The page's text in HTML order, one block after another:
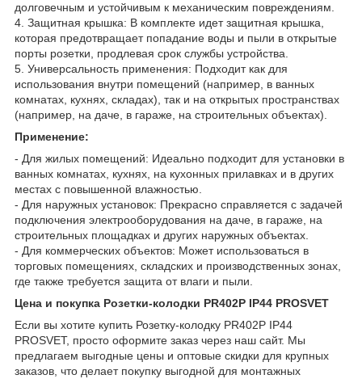
долговечным и устойчивым к механическим повреждениям.
4. Защитная крышка: В комплекте идет защитная крышка,
которая предотвращает попадание воды и пыли в открытые
порты розетки, продлевая срок службы устройства.
5. Универсальность применения: Подходит как для
использования внутри помещений (например, в ванных
комнатах, кухнях, складах), так и на открытых пространствах
(например, на даче, в гараже, на строительных объектах).
Применение:
- Для жилых помещений: Идеально подходит для установки в
ванных комнатах, кухнях, на кухонных прилавках и в других
местах с повышенной влажностью.
- Для наружных установок: Прекрасно справляется с задачей
подключения электрооборудования на даче, в гараже, на
строительных площадках и других наружных объектах.
- Для коммерческих объектов: Может использоваться в
торговых помещениях, складских и производственных зонах,
где также требуется защита от влаги и пыли.
Цена и покупка Розетки-колодки PR402P IP44 PROSVET
Если вы хотите купить Розетку-колодку PR402P IP44
PROSVET, просто оформите заказ через наш сайт. Мы
предлагаем выгодные цены и оптовые скидки для крупных
заказов, что делает покупку выгодной для монтажных